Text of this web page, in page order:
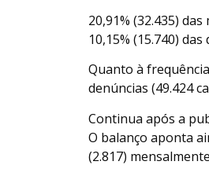
20,91% (32.435)
10,15% (15.740)
Quanto à
denúncias (49.424
Continua após a
O balanço aponta
(2.817)